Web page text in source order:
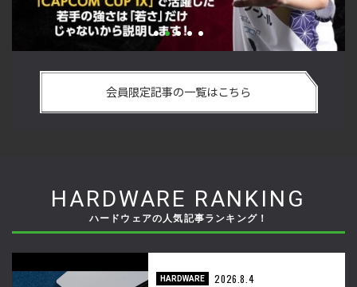
の強さは 「若さ」だけじゃないから説明します！【ストーム
久保のプロ格闘ゲーマーのゲンバから！ 第50回】
会員限定記事の一覧はこちら
HARDWARE RANKING
ハードウェアの人気記事ランキング！
HARDWARE 2026.8.4